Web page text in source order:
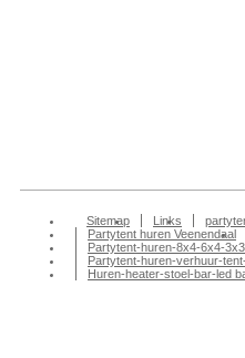
Sitemap Links
Partytent huren Veenendaal
Partytent-huren-8x4-6x4-
Partytent-huren-verhuur-
Huren-heater-stoel-bar-led